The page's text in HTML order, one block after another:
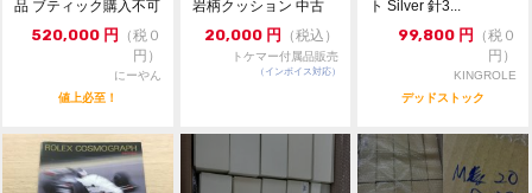
お問い合わせは『出品者へ質問する』タブよりお願い致
します。
こちらの商品は検品サービス対象外となりますのでご了
承の上ご注文ください。
品 ブティック購入不可
520,000 円
（税０
円）
にーやん
値上必至！
岩柄クッション 中古
内箱＋外箱 1点 ...
20,000 円 （税込）
トケマー付属品販売
（インボイス対応）
ト Silver 針3...
99,800 円
（税０
円）
KINGROLE
デッドストック